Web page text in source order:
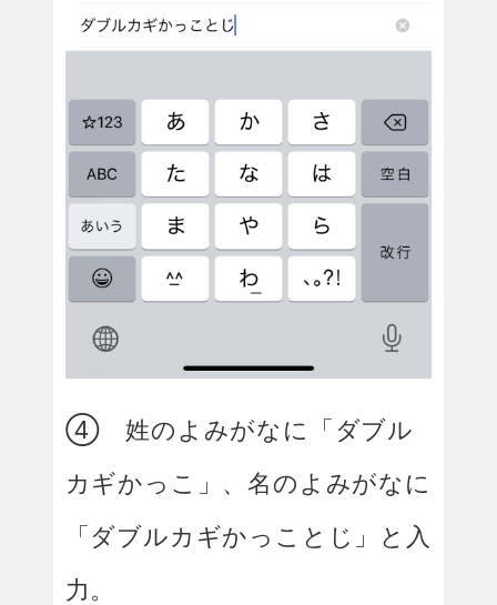
④ 姓のよみがなに「ダブル
カギかっこ」、名のよみがなに
「ダブルカギかっことじ」と入
力。